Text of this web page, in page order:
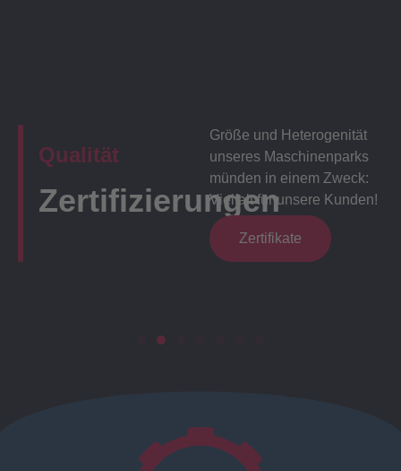
Qualität
Zertifizierungen
Größe und Heterogenität
unseres Maschinenparks
münden in einem Zweck:
Vielfalt für unsere Kunden!
Zertifikate